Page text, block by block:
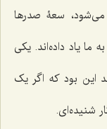
سعۀ صدرها
ما یاد داده‌اند. یکى
این بود که اگر یک
شنیده‌اى.